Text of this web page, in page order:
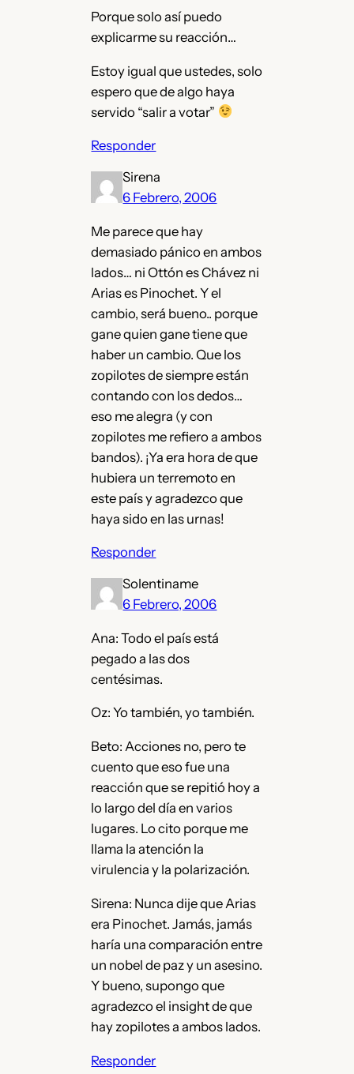
Porque solo así puedo
explicarme su reacción…
Estoy igual que ustedes, solo
espero que de algo haya
servido “salir a votar”
Responder
Sirena
6 Febrero, 2006
Me parece que hay
demasiado pánico en ambos
lados… ni Ottón es Chávez ni
Arias es Pinochet. Y el
cambio, será bueno.. porque
gane quien gane tiene que
haber un cambio. Que los
zopilotes de siempre están
contando con los dedos…
eso me alegra (y con
zopilotes me refiero a ambos
bandos). ¡Ya era hora de que
hubiera un terremoto en
este país y agradezco que
haya sido en las urnas!
Responder
Solentiname
6 Febrero, 2006
Ana: Todo el país está
pegado a las dos
centésimas.
Oz: Yo también, yo también.
Beto: Acciones no, pero te
cuento que eso fue una
reacción que se repitió hoy a
lo largo del día en varios
lugares. Lo cito porque me
llama la atención la
virulencia y la polarización.
Sirena: Nunca dije que Arias
era Pinochet. Jamás, jamás
haría una comparación entre
un nobel de paz y un asesino.
Y bueno, supongo que
agradezco el insight de que
hay zopilotes a ambos lados.
Responder